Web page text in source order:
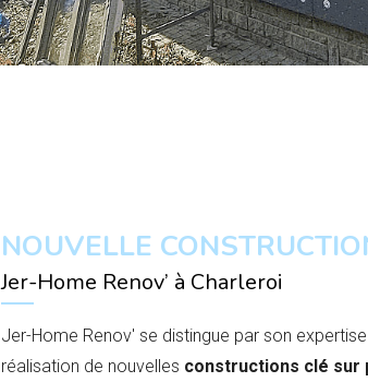
NOUVELLE
Jer-Home Renov’ à Charleroi
Jer-Home Renov' se distingue par son
réalisation de nouvelles constructions clé sur